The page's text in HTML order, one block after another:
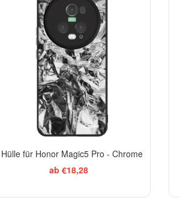
Hülle für Honor Magic5 Pro - Chrome
ab €18,28